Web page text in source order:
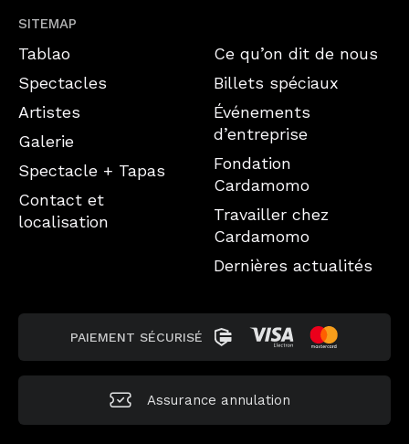
SITEMAP
Tablao
Spectacles
Artistes
Galerie
Spectacle + Tapas
Contact et
localisation
Ce qu’on dit de nous
Billets spéciaux
Événements
d’entreprise
Fondation
Cardamomo
Travailler chez
Cardamomo
Dernières actualités
PAIEMENT SÉCURISÉ
Assurance annulation